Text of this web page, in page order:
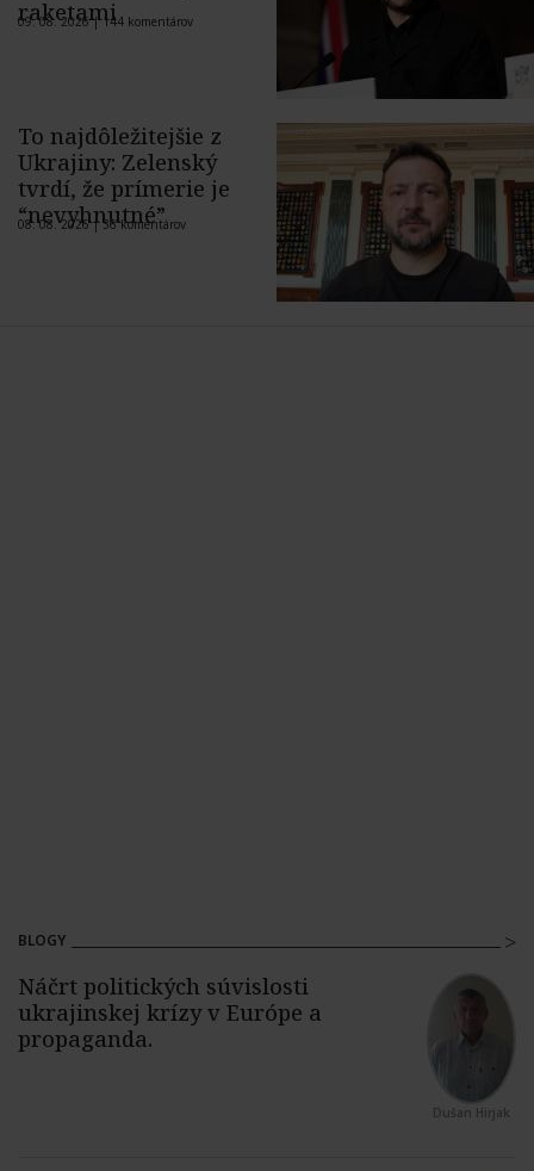
raketami
09. 08. 2026 |144 komentárov
To najdôležitejšie z
Ukrajiny: Zelenský
tvrdí, že prímerie je
“nevyhnutné”
08. 08. 2026 |36 komentárov
BLOGY
Dušan Hirjak